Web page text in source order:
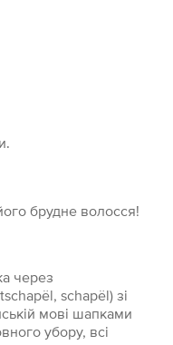
брудне волосся!
через
tschapёl, schapёl) зі
мові шапками
убору, всі